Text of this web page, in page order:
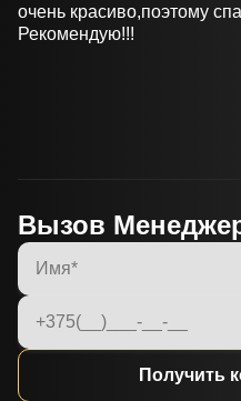
долларов(дороже) . Нам
за работу !!!
Вызов
Получить